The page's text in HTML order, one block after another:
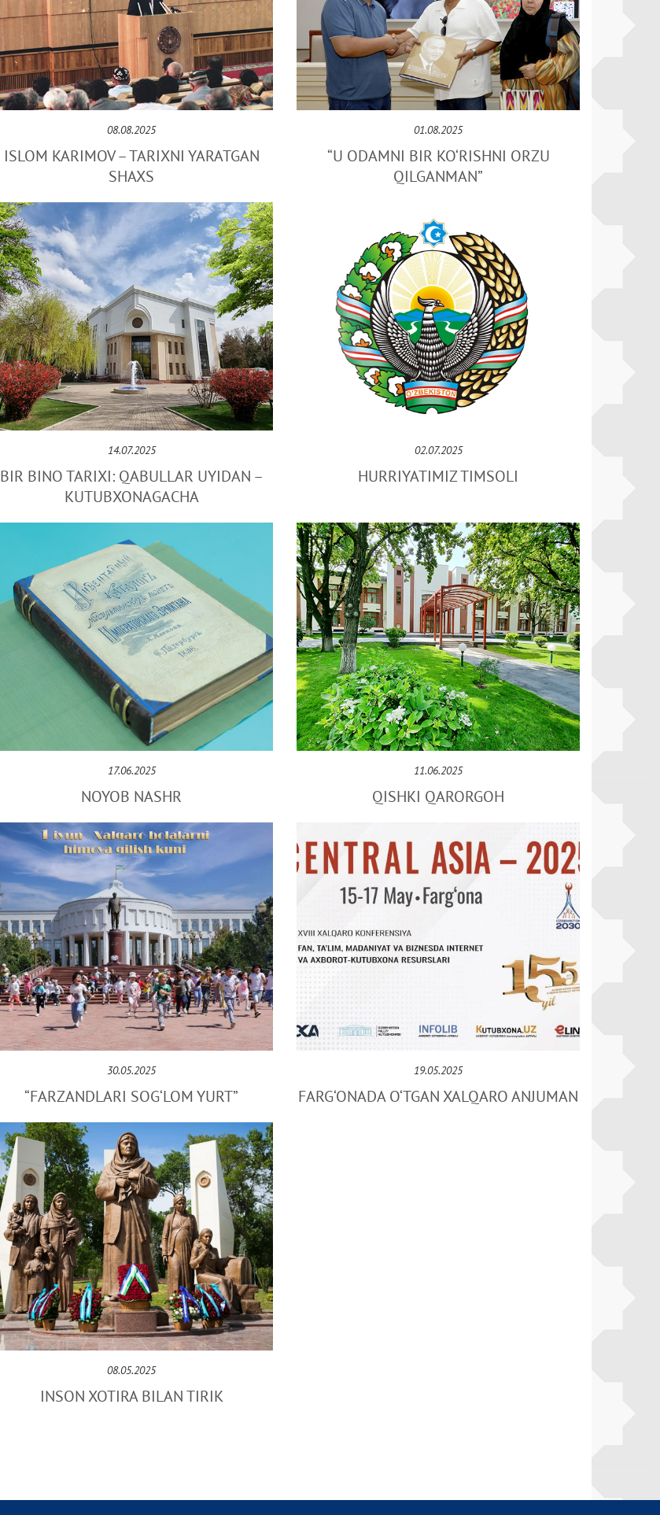
08.08.2025
ISLOM KARIMOV – TARIXNI YARATGAN
SHAXS
01.08.2025
“U ODAMNI BIR KO‘RISHNI ORZU
QILGANMAN”
14.07.2025
BIR BINO TARIXI: QABULLAR UYIDAN –
KUTUBXONAGACHA
02.07.2025
HURRIYATIMIZ TIMSOLI
17.06.2025
NOYOB NASHR
11.06.2025
QISHKI QARORGOH
30.05.2025
“FARZANDLARI SOG‘LOM YURT”
19.05.2025
FARG‘ONADA O‘TGAN XALQARO ANJUMAN
08.05.2025
INSON XOTIRA BILAN TIRIK